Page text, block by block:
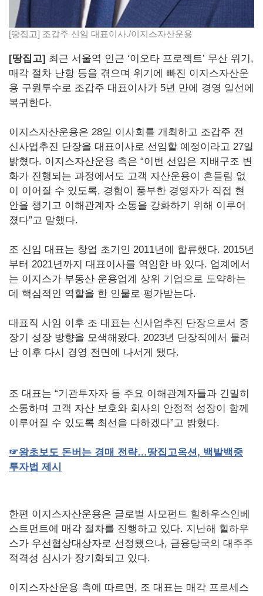
[땅집고] 조갑주 신임 대표이사./이지스자산운용
[땅집고] 최근 서울역 인근 ‘이오타 프로젝트’ 무산 위기,
매각 절차 난항 등을 겪으며 위기에 빠진 이지스자산운
용 구원투수로 조갑주 대표이사가 5년 만에 경영 일선에
복귀한다.
이지스자산운용은 28일 이사회를 개최하고 조갑주 전
신사업추진 단장을 대표이사로 선임할 예정이라고 27일
밝혔다. 이지스자산운용 측은 “이번 선임은 지배구조 변
화가 진행되는 과정에서도 고객 자산운용이 흔들림 없
이 이어질 수 있도록, 경험이 풍부한 경영자가 직접 현
안을 챙기고 이해관계자 소통을 강화하기 위해 이루어
졌다”고 말했다.
조 신임 대표는 창업 초기인 2011년에 합류했다. 2015년
부터 2021년까지 대표이사를 역임한 바 있다. 업계에서
는 이지스가 부동산 운용업계 상위 기업으로 도약하는
데 핵심적인 역할을 한 인물로 평가받는다.
대표직 사임 이후 조 대표는 신사업추진 단장으로서 중
장기 성장 방향을 모색해왔다. 2023년 단장직에서 물러
난 이후 다시 경영 전면에 나서게 됐다.
조 대표는 “기관투자자 등 주요 이해관계자들과 긴밀히
소통하며 고객 자산 보호와 회사의 안정적 성장이 함께
이루어질 수 있도록 최선을 다하겠다”고 밝혔다.
☞왕초보도 돈버는 경매 전략…땅집고옥션, 백발백중
투자법 제시
한편 이지스자산운용은 글로벌 사모펀드 힐하우스인베
스트먼트에 매각 절차를 진행하고 있다. 지난해 힐하우
스가 우선협상대상자로 선정됐으나, 금융당국의 대주주
적격성 심사가 장기화되고 있다.
이지스자산운용 측에 따르면, 조 대표는 매각 프로세스